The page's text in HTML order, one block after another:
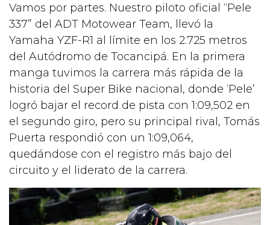
Vamos por partes. Nuestro piloto oficial “Pele
337” del ADT Motowear Team, llevó la
Yamaha YZF-R1 al límite en los 2.725 metros
del Autódromo de Tocancipá. En la primera
manga tuvimos la carrera más rápida de la
historia del Super Bike nacional, donde ‘Pele’
logró bajar el record de pista con 1:09,502 en
el segundo giro, pero su principal rival, Tomás
Puerta respondió con un 1:09,064,
quedándose con el registro más bajo del
circuito y el liderato de la carrera.